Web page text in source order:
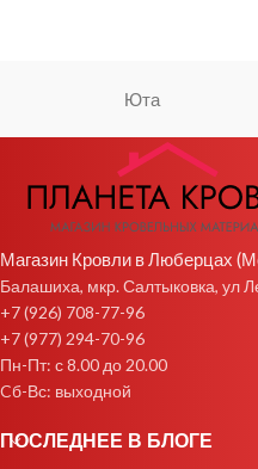
Юта
Магазин Кровли в Люберцах
Балашиха, мкр. Салтыковка, ул
+7 (926) 708-77-96
+7 (977) 294-70-96
Пн-Пт: с 8.00 до 20.00
Cб-Вс: выходной
ПОСЛЕДНЕЕ В БЛОГЕ